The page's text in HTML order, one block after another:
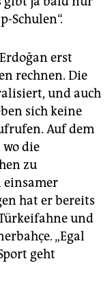
Schulen“.
erst
rechnen. Die
und auch
sich keine
Auf dem
die
zu
einsamer
hat er bereits
und
„Egal
geht